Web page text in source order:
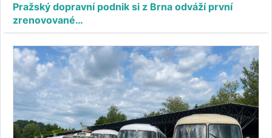
Pražský dopravní podnik si z Brna odváží první
zrenovované…